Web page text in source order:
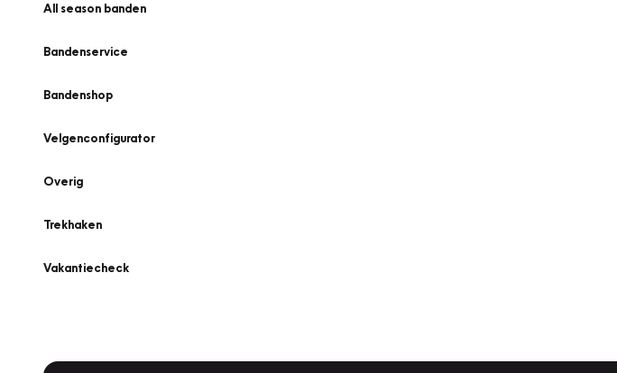
All season banden
Bandenservice
Bandenshop
Velgenconfigurator
Overig
Trekhaken
Vakantiecheck